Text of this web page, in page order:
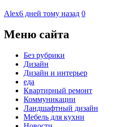
Alex6 дней тому назад 0
Меню сайта
Без рубрики
Дизайн
Дизайн и интерьер
еда
Квартирный ремонт
Коммуникации
Ландшафтный дизайн
Мебель для кухни